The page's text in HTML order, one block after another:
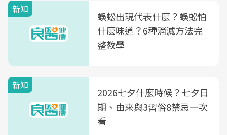
新知
蜈蚣出現代表什麼？蜈蚣怕
什麼味道？6種消滅方法完
整教學
新知
2026七夕什麼時候？七夕日
期、由來與3習俗8禁忌一次
看